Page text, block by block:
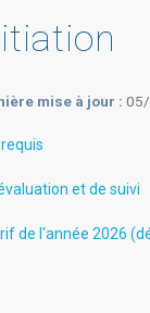
mise à jour :
et de suivi
de l'année 2026